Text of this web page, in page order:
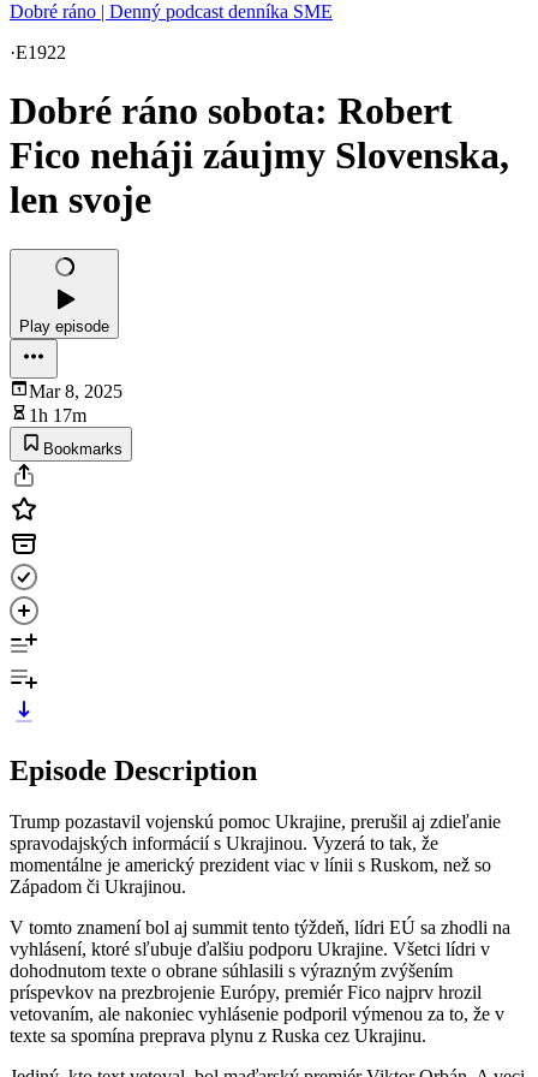
Dobré ráno | Denný podcast denníka SME
·E1922
Dobré ráno sobota: Robert
Fico neháji záujmy Slovenska,
len svoje
Play episode
Mar 8, 2025
1h 17m
Bookmarks
Episode Description
Trump pozastavil vojenskú pomoc Ukrajine, prerušil aj zdieľanie
spravodajských informácií s Ukrajinou. Vyzerá to tak, že
momentálne je americký prezident viac v línii s Ruskom, než so
Západom či Ukrajinou.
V tomto znamení bol aj summit tento týždeň, lídri EÚ sa zhodli na
vyhlásení, ktoré sľubuje ďalšiu podporu Ukrajine. Všetci lídri v
dohodnutom texte o obrane súhlasili s výrazným zvýšením
príspevkov na prezbrojenie Európy, premiér Fico najprv hrozil
vetovaním, ale nakoniec vyhlásenie podporil výmenou za to, že v
texte sa spomína preprava plynu z Ruska cez Ukrajinu.